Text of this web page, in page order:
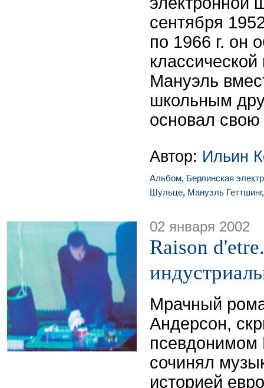
сентября
по 1966 г. он
Мануэль
школьным
основал свою
Автор: Ильин
Альбом, Берлинская
Шульце, Мануэль Геттшинг
02 января 2002
Raison
Мрачный
Андерсон,
псевдонимом
сочинял
историей